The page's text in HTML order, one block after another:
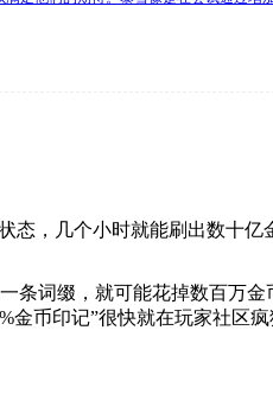
，几个小时就能刷出数十亿
条词缀，就可能花掉数百万
币印记”很快就在玩家社区